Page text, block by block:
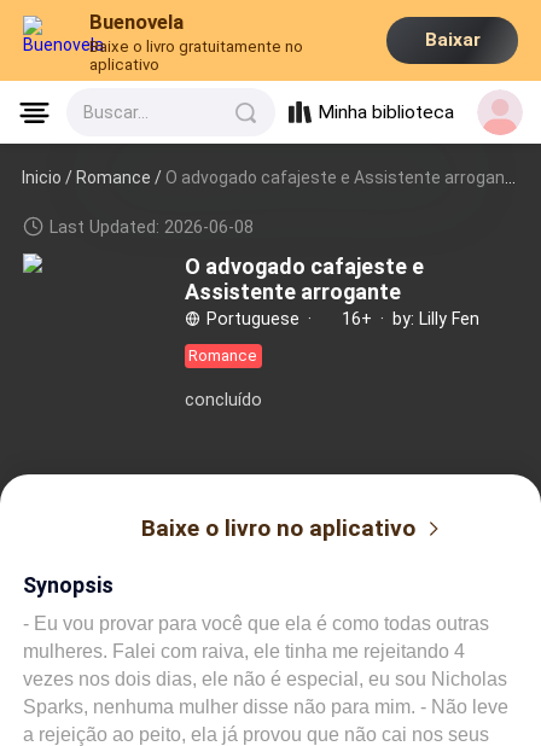
Buenovela
Baixe o livro gratuitamente no
aplicativo
Baixar
Buscar... Minha biblioteca
Inicio /Romance / O advogado cafajeste e Assistente arrogante
Last Updated: 2026-06-08
O advogado cafajeste e
Assistente arrogante
Portuguese · 16+ · by: Lilly Fen
Romance
concluído
Baixe o livro no aplicativo
Synopsis
- Eu vou provar para você que ela é como todas outras
mulheres. Falei com raiva, ele tinha me rejeitando 4
vezes nos dois dias, ele não é especial, eu sou Nicholas
Sparks, nenhuma mulher disse não para mim. - Não leve
a rejeição ao peito, ela já provou que não cai nos seus